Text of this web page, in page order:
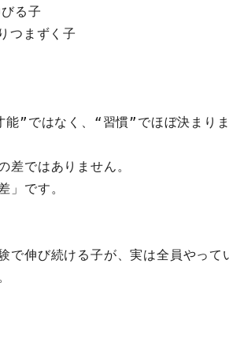
る子
つまずく子
”ではなく、“習慣”でほぼ決まりま
差ではありません。
」です。
で伸び続ける子が、実は全員やって